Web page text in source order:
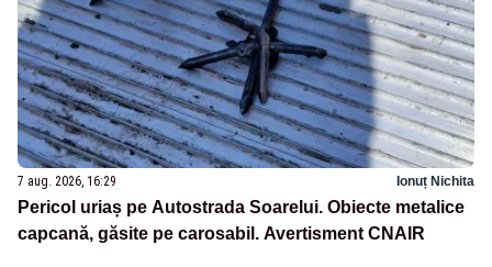
7 aug. 2026, 16:29 Ionuț Nichita
Pericol uriaș pe Autostrada Soarelui. Obiecte metalice
capcană, găsite pe carosabil. Avertisment CNAIR